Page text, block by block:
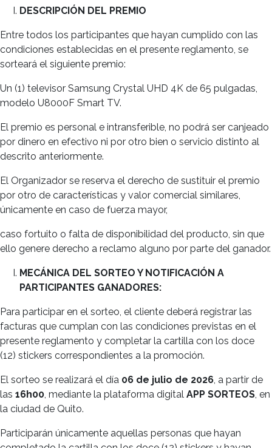
DESCRIPCIÓN DEL PREMIO
Entre todos los participantes que hayan cumplido con las
condiciones establecidas en el presente reglamento, se
sorteará el siguiente premio:
Un (1) televisor Samsung Crystal UHD 4K de 65 pulgadas,
modelo U8000F Smart TV.
El premio es personal e intransferible, no podrá ser canjeado
por dinero en efectivo ni por otro bien o servicio distinto al
descrito anteriormente.
El Organizador se reserva el derecho de sustituir el premio
por otro de características y valor comercial similares,
únicamente en caso de fuerza mayor,
caso fortuito o falta de disponibilidad del producto, sin que
ello genere derecho a reclamo alguno por parte del ganador.
MECÁNICA DEL SORTEO Y NOTIFICACIÓN A
PARTICIPANTES GANADORES:
Para participar en el sorteo, el cliente deberá registrar las
facturas que cumplan con las condiciones previstas en el
presente reglamento y completar la cartilla con los doce
(12) stickers correspondientes a la promoción.
El sorteo se realizará el día 06 de julio de 2026, a partir de
las 16h00, mediante la plataforma digital APP SORTEOS, en
la ciudad de Quito.
Participarán únicamente aquellas personas que hayan